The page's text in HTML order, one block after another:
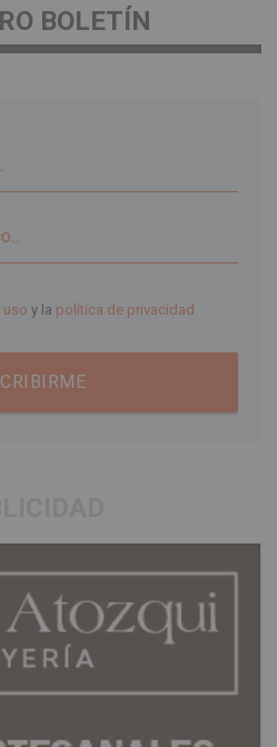
BOLETÍN
uso y la política de privacidad